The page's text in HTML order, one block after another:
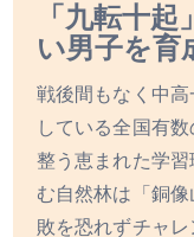
「九転十
い男子を育
戦後間もなく中
している全国有
整う恵まれた学
む自然林は「銅
敗を恐れずチャ